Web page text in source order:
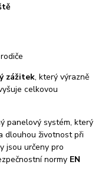
zážitek, který výrazně
celkovou
panelový systém, který
dlouhou životnost při
jsou určeny pro
normy EN